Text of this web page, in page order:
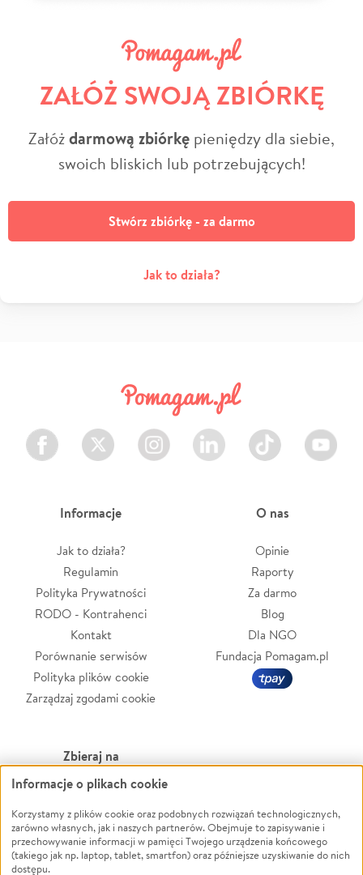
ZAŁÓŻ SWOJĄ ZBIÓRKĘ
Załóżdarmową zbiórkę pieniędzy dla siebie,
swoich bliskich lub potrzebujących!
Stwórz zbiórkę - za darmo
Jak to działa?
Facebook Twitter Instagram LinkedIn TikTok Youtube
Informacje
Jak to działa?
Regulamin
Polityka Prywatności
RODO - Kontrahenci
Kontakt
Porównanie serwisów
Polityka plików cookie
Zarządzaj zgodami cookie
O nas
Opinie
Raporty
Za darmo
Blog
Dla NGO
Fundacja Pomagam.pl
Zbieraj na
Leczenie
Zwierzęta
Pożar
Ukraina
Powódź
Wichura
NGO
Informacje o plikach cookie
Korzystamy z plików cookie oraz podobnych rozwiązań technologicznych,
zarówno własnych, jak i naszych partnerów. Obejmuje to zapisywanie i
przechowywanie informacji w pamięci Twojego urządzenia końcowego
(takiego jak np. laptop, tablet, smartfon) oraz późniejsze uzyskiwanie do nich
dostępu.